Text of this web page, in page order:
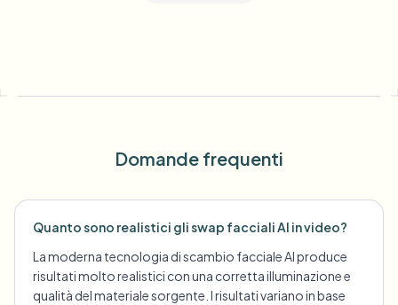
Domande frequenti
Quanto sono realistici gli swap facciali AI in video?
La moderna tecnologia di scambio facciale AI produce
risultati molto realistici con una corretta illuminazione e
qualità del materiale sorgente. I risultati variano in base